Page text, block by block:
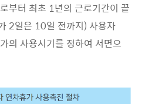
부터 최초 1년의 근로기간이 끝
2일은 10일 전까지) 사용자
의 사용시기를 정하여 서면으